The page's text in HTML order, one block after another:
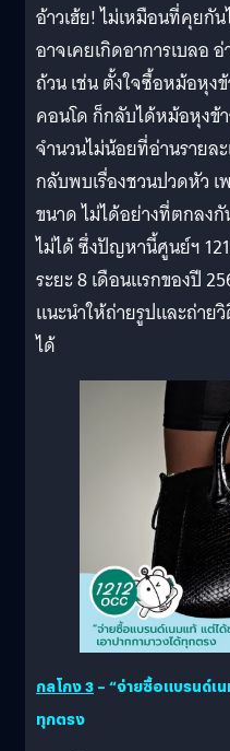
อ้าวเฮ้ย! ไม่เหมือนที่คุยกั
อาจเคยเกิดอาการเบลอ
ถ้วน เช่น ตั้งใจซื้อหม้อหุง
คอนโด ก็กลับได้หม้อหุงข้
จำนวนไม่น้อยที่อ่านรายล
กลับพบเรื่องชวนปวดหัว
ขนาด ไม่ได้อย่างที่ตกลง
ไม่ได้ ซึ่งปัญหานี้ศูนย์ฯ
ระยะ 8 เดือนแรกของปี
แนะนำให้ถ่ายรูปและถ่าย
ได้
กลโกง3 – “จ่ายซื้อแบรนด์เ
ทุกตรง